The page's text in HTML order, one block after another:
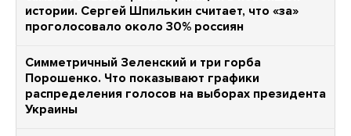
истории. Сергей Шпилькин считает, что «за»
проголосовало около 30% россиян
Симметричный Зеленский и три горба
Порошенко. Что показывают графики
распределения голосов на выборах президента
Украины